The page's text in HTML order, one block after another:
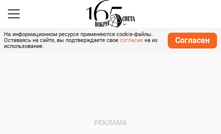
На информационном ресурсе применяются cookie-файлы.
Оставаясь на сайте, вы подтверждаете свое согласие на их
использование.
Согласен